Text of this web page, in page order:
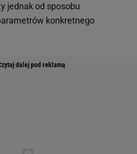
jednak od sposobu
konkretnego